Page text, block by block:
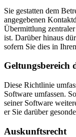
Sie gestatten dem
angegebenen
Übermittlung
ist. Darüber hinaus
sofern Sie dies in
Geltungsbereich
Diese Richtlinie
Software umfassen.
seiner Software
er Sie darüber
Auskunftsrecht